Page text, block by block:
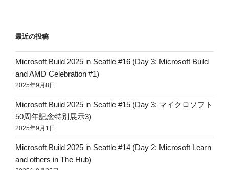
最近の投稿
Microsoft Build 2025 in Seattle #16 (Day 3: Microsoft Build
and AMD Celebration #1)
2025年9月8日
Microsoft Build 2025 in Seattle #15 (Day 3: マイクロソフト
50周年記念特別展示3)
2025年9月1日
Microsoft Build 2025 in Seattle #14 (Day 2: Microsoft Learn
and others in The Hub)